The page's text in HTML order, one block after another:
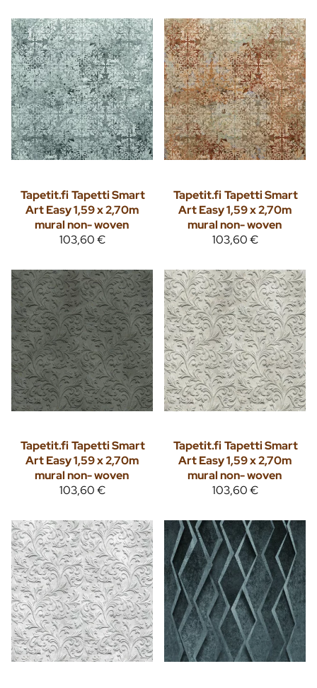
Tapetit.fiTapetti Smart
Art Easy 1,59 x 2,70m
mural non- woven
103,60 €
Tapetit.fiTapetti Smart
Art Easy 1,59 x 2,70m
mural non- woven
103,60 €
Tapetit.fiTapetti Smart
Art Easy 1,59 x 2,70m
mural non- woven
103,60 €
Tapetit.fiTapetti Smart
Art Easy 1,59 x 2,70m
mural non- woven
103,60 €